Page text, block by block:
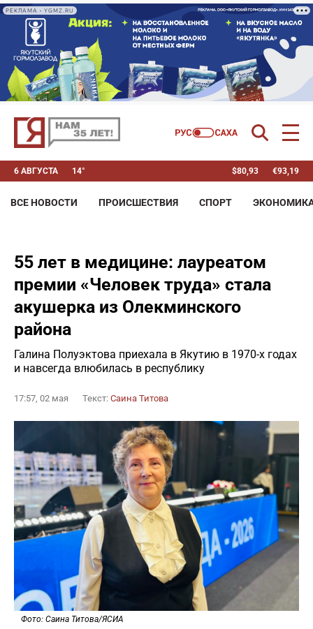
РЕКЛАМА • YGMZ.RU
6 АВГУСТА 14° $80,93 €93,19
ВСЕ НОВОСТИ ПРОИСШЕСТВИЯ СПОРТ
55 лет в медицине: лауреатом
премии «Человек труда» стала
акушерка из Олекминского
района
Галина Полуэктова приехала в Якутию в 1970-х годах
и навсегда влюбилась в республику
17:57, 02 мая Текст: Саина Титова
Фото: Саина Титова/ЯСИА